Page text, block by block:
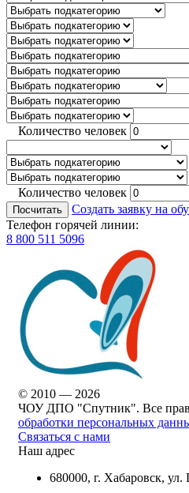
Количество человек
Количество человек
Посчитать
Создать заявку на
Телефон горячей линии:
8 800 511 5096
© 2010 — 2026
ЧОУ ДПО "Спутник". Все
обработки персональных
Связаться с нами
Наш адрес
680000, г. Хабаровск,